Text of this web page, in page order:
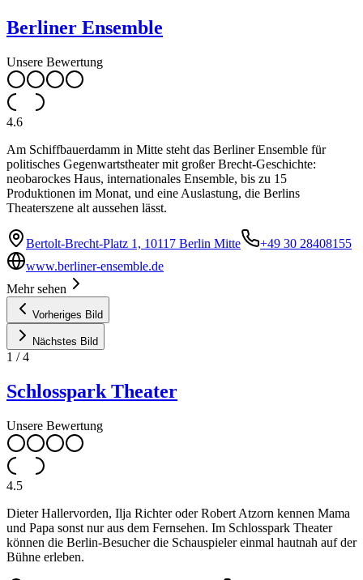
Berliner Ensemble
Unsere Bewertung
4.6
Am Schiffbauerdamm in Mitte steht das Berliner Ensemble für
politisches Gegenwartstheater mit großer Brecht-Geschichte:
neobarockes Haus, internationales Ensemble, bis zu 15
Produktionen im Monat, und eine Auslastung, die Berlins
Theaterszene alt aussehen lässt.
Bertolt-Brecht-Platz 1, 10117 Berlin Mitte
+49 30 28408155
www.berliner-ensemble.de
Mehr sehen
Vorheriges Bild
Nächstes Bild
1 /4
Schlosspark Theater
Unsere Bewertung
4.5
Dieter Hallervorden, Ilja Richter oder Robert Atzorn kennen Mama
und Papa sonst nur aus dem Fernsehen. Im Schlosspark Theater
können die Berlin-Besucher die Schauspieler einmal hautnah auf der
Bühne erleben.